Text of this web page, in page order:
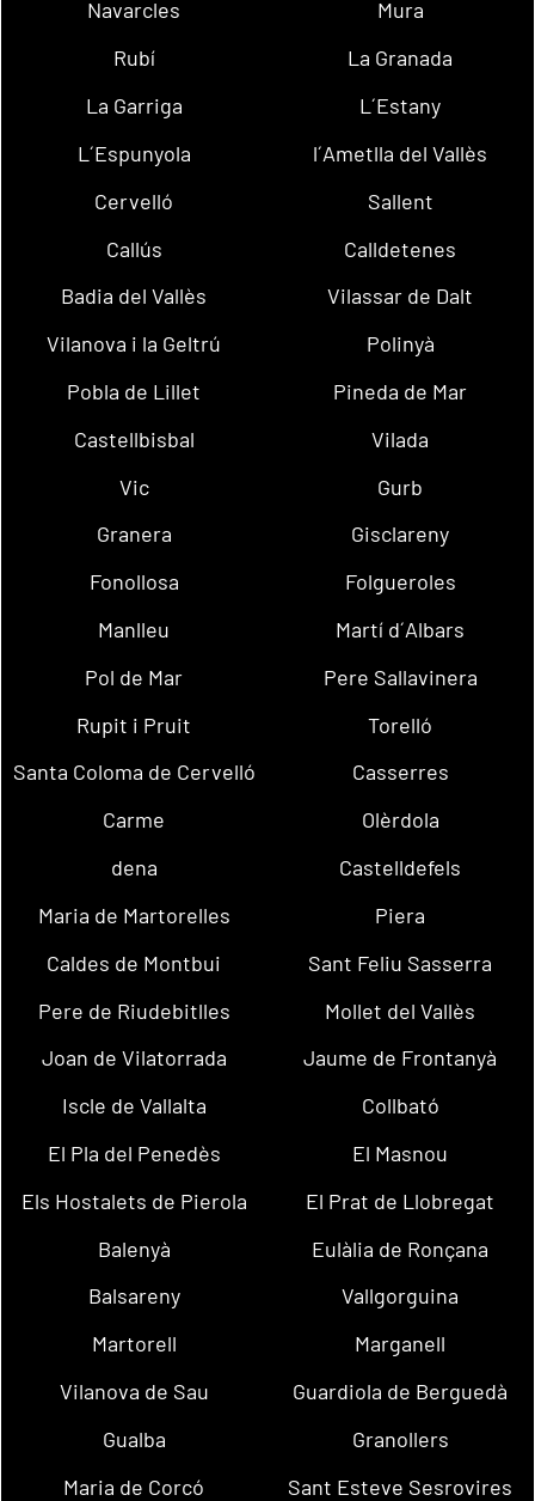
Navarcles
Mura
Rubí
La Granada
La Garriga
L´Estany
L´Espunyola
l´Ametlla del Vallès
Cervelló
Sallent
Callús
Calldetenes
Badia del Vallès
Vilassar de Dalt
Vilanova i la Geltrú
Polinyà
Pobla de Lillet
Pineda de Mar
Castellbisbal
Vilada
Vic
Gurb
Granera
Gisclareny
Fonollosa
Folgueroles
Manlleu
Martí d´Albars
Pol de Mar
Pere Sallavinera
Rupit i Pruit
Torelló
Santa Coloma de Cervelló
Casserres
Carme
Olèrdola
dena
Castelldefels
Maria de Martorelles
Piera
Caldes de Montbui
Sant Feliu Sasserra
Pere de Riudebitlles
Mollet del Vallès
Joan de Vilatorrada
Jaume de Frontanyà
Iscle de Vallalta
Collbató
El Pla del Penedès
El Masnou
Els Hostalets de Pierola
El Prat de Llobregat
Balenyà
Eulàlia de Ronçana
Balsareny
Vallgorguina
Martorell
Marganell
Vilanova de Sau
Guardiola de Berguedà
Gualba
Granollers
Maria de Corcó
Sant Esteve Sesrovires